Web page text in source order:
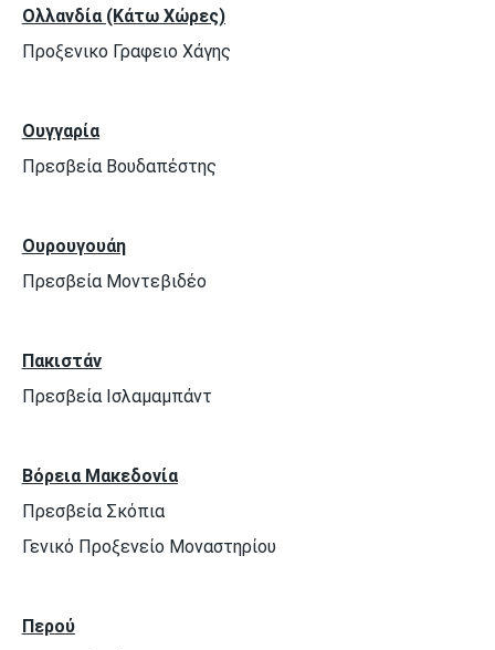
Ολλανδία (Κάτω Χώρες)
Προξενικο Γραφειο Χάγης
Ουγγαρία
Πρεσβεία Βουδαπέστης
Ουρουγουάη
Πρεσβεία Μοντεβιδέο
Πακιστάν
Πρεσβεία Ισλαμαμπάντ
Βόρεια Μακεδονία
Πρεσβεία Σκόπια
Γενικό Προξενείο Μοναστηρίου
Περού